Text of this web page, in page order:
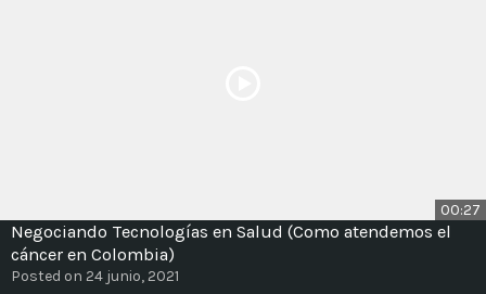
00:27
Negociando Tecnologías en Salud (Como atendemos el
cáncer en Colombia)
Posted on 24 junio, 2021